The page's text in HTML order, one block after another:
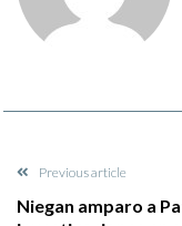
Previous article
Niegan amparo a